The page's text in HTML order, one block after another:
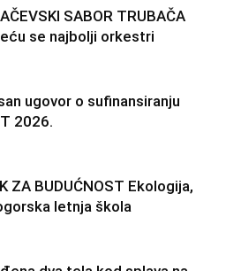
SABOR TRUBAČA
se najbolji orkestri
ugovor o sufinansiranju
2026.
ZA BUDUĆNOST Ekologija,
letnja škola